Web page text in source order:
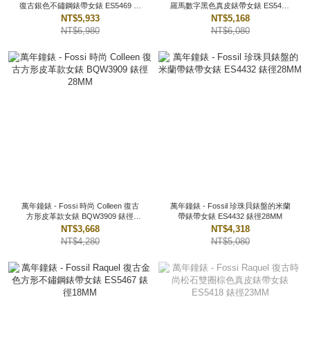
復古銀色不鏽鋼錶帶女錶 ES5469 錶
徑18MM
NT$5,933
NT$6,980
羅馬數字黑色真皮錶帶女錶 ES5470
錶徑18MM
NT$5,168
NT$6,080
萬年鐘錶 - Fossi 時尚 Colleen 復古
方形皮革款女錶 BQW3909 錶徑
28MM
NT$3,668
NT$4,280
萬年鐘錶 - Fossil 珍珠貝錶盤的米蘭
帶錶帶女錶 ES4432 錶徑28MM
NT$4,318
NT$5,080